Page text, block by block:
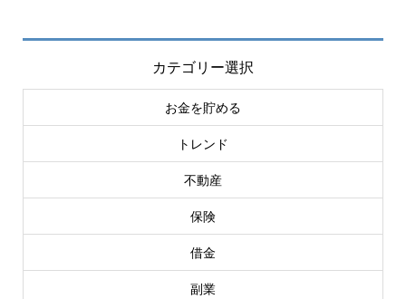
カテゴリー選択
お金を貯める
トレンド
不動産
保険
借金
副業